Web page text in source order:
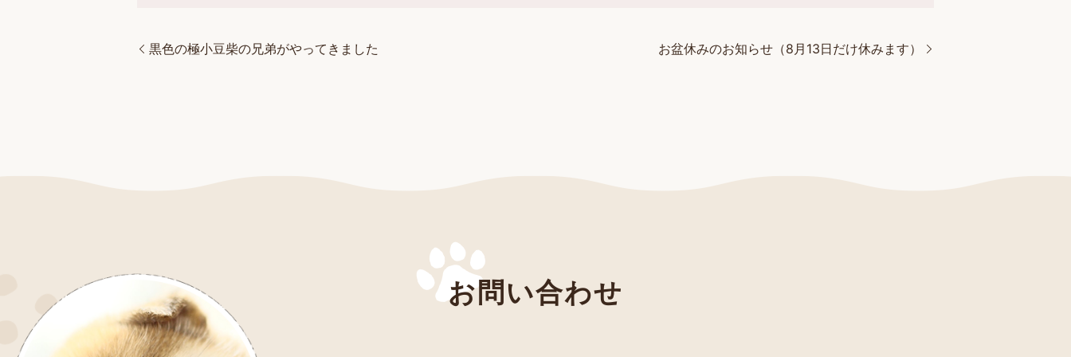
黒色の極小豆柴の兄弟がやってきました お盆休みのお知らせ（8月13日だけ休みます）
お問い合わせ